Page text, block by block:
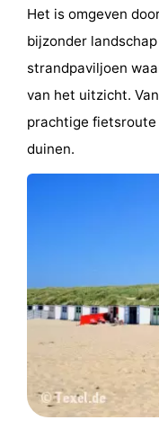
Surfen
Eten
drinken
Praktisch
Boot
Waddenhoppen
Parkeren
Reisboekenwinkel
Het is omgeven
bijzonder
strandpaviljoen
van het uitzicht.
prachtige
duinen.